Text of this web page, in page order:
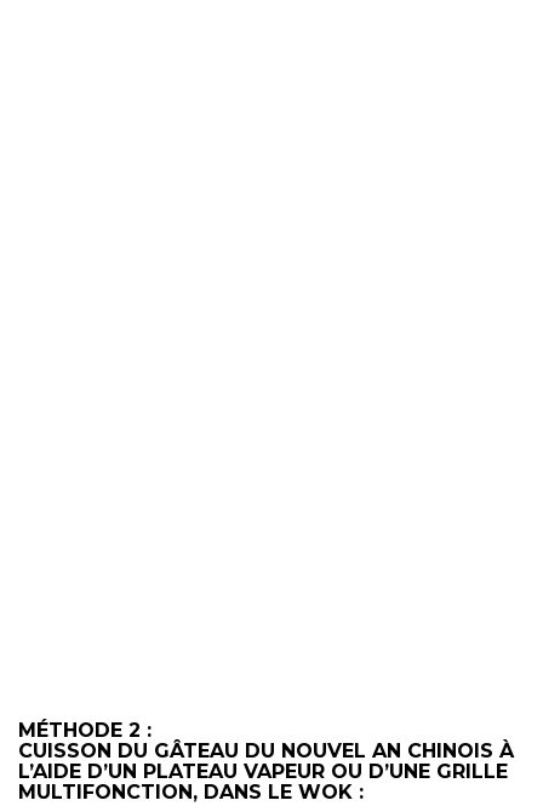
MÉTHODE 2 :
CUISSON DU GÂTEAU DU NOUVEL AN CHINOIS À
L’AIDE D’UN PLATEAU VAPEUR OU D’UNE GRILLE
MULTIFONCTION, DANS LE WOK :